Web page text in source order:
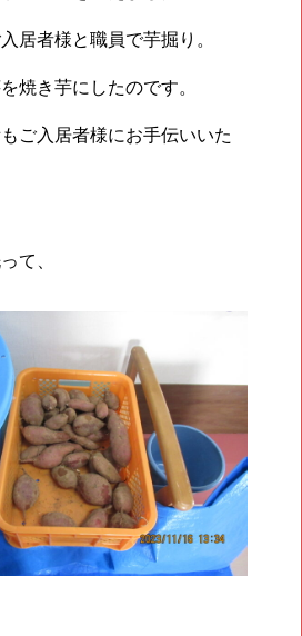
居者様と職員で芋掘り。
焼き芋にしたのです。
ご入居者様にお手伝いいた
て、